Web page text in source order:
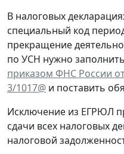
В налоговых
специальный код
прекращение
по УСН нужно
приказом ФНС России
3/1017@ и поставить
Исключение из ЕГРЮЛ
сдачи всех налоговых
налоговой